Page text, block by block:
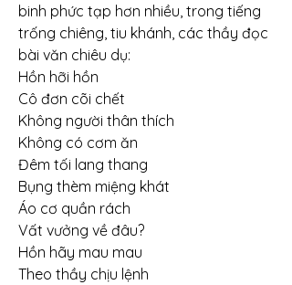
binh phức tạp hơn nhiều, trong tiếng
trống chiêng, tiu khánh, các thầy đọc
bài văn chiêu dụ:
Hồn hỡi hồn
Cô đơn cõi chết
Không người thân thích
Không có cơm ăn
Đêm tối lang thang
Bụng thèm miệng khát
Áo cơ quần rách
Vất vưởng về đâu?
Hồn hãy mau mau
Theo thầy chịu lệnh